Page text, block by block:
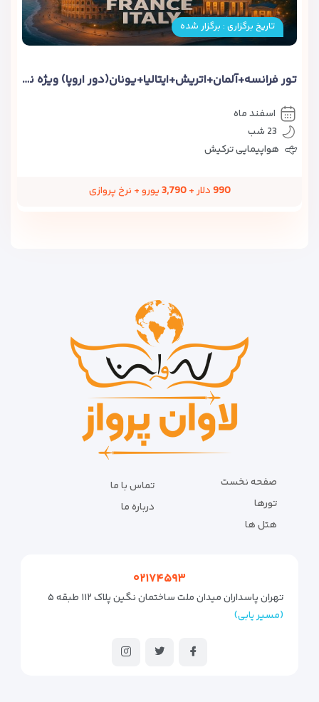
تاریخ برگزاری : برگزار شده
تور فرانسه+آلمان+اتریش+ایتالیا+یونان(دور اروپا) ویژه نوروز ۱۴۰۶
اسفند ماه
23 شب
هواپیمایی ترکیش
990دلار +3,790یورو + نرخ پروازی
صفحه نخست
تورها
هتل ها
تماس با ما
درباره ما
۰۲۱۷۴۵۹۳
تهران پاسداران میدان ملت ساختمان نگین پلاک ۱۱۲ طبقه ۵
(مسیر یابی)